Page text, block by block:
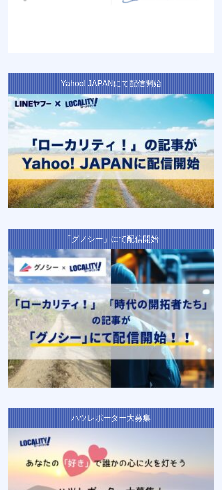
Yahoo! JAPANにて配信開始
「グノシー」にて配信開始
ハツレポーター大募集